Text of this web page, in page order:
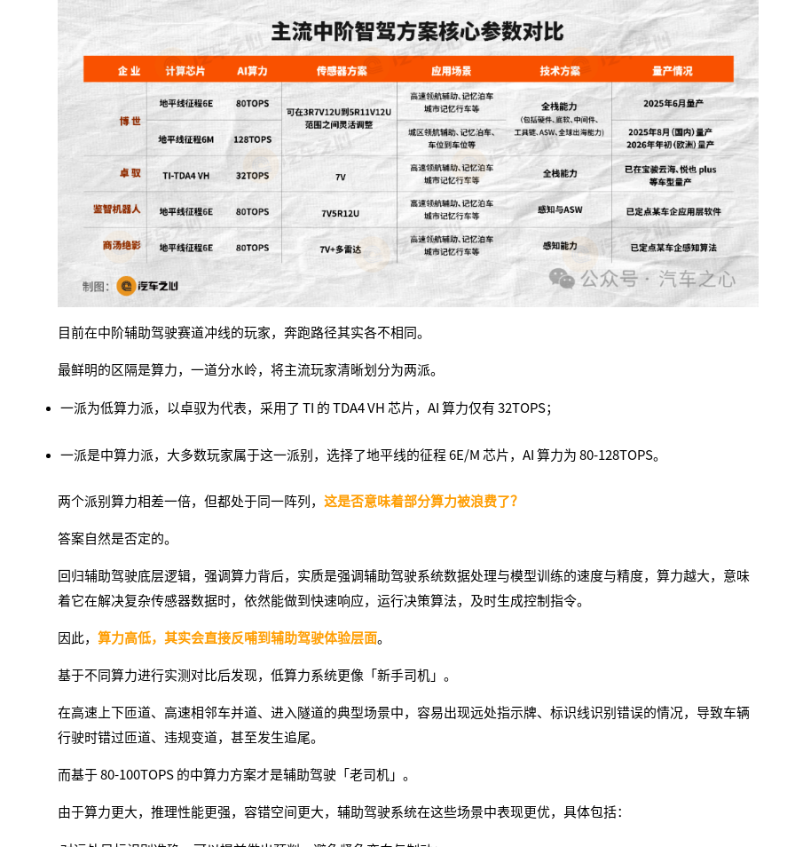
目前在中阶辅助驾驶赛道冲线的玩家，奔跑路径其实各不相同。
最鲜明的区隔是算力，一道分水岭，将主流玩家清晰划分为两派。
一派为低算力派，以卓驭为代表，采用了 TI 的 TDA4 VH 芯片，AI 算力仅有 32TOPS；
一派是中算力派，大多数玩家属于这一派别，选择了地平线的征程 6E/M 芯片，AI 算力为 80-128TOPS。
两个派别算力相差一倍，但都处于同 一阵列， 这是否意味着部分算力被浪费了？
答案自然是否定的。
回归辅助驾驶底层逻辑，强调算力背后，实质是强调辅助驾驶系统数据处理与模型训练的速度与精度，算力越大，意味
着它在解决复杂传感器数据时，依然能做到快速响应，运行决策算法，及时生成控制指令。
因此， 算力高低，其实会直接反哺到辅助驾驶体验层面。
基于不同算力进行实测对比后发现，低算力系统更像「新手司机」。
在高速上下匝道、高速相邻车并道、进入隧道的典型场景中，容易出现远处指示牌、标识线识别错误的情况， 导致车辆
行驶时错过匝道、违规变道，甚至发生追尾。
而基于 80-100TOPS 的中算力方案才是辅助驾驶「老司机」。
由于算力更大，推理性能更强，容错空间更大，辅助驾驶系统在这些场景中表现更优，具体包括：